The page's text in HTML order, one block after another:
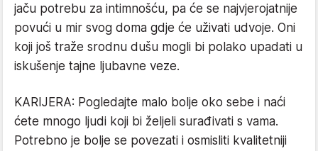
jaču potrebu za intimnošću, pa će se najvjerojatnije
povući u mir svog doma gdje će uživati udvoje. Oni
koji još traže srodnu dušu mogli bi polako upadati u
iskušenje tajne ljubavne veze.
KARIJERA: Pogledajte malo bolje oko sebe i naći
ćete mnogo ljudi koji bi željeli surađivati s vama.
Potrebno je bolje se povezati i osmisliti kvalitetniji